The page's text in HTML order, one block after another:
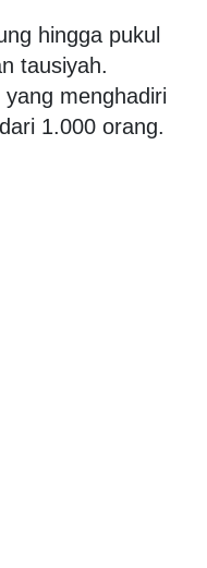
hingga pukul
tausiyah.
menghadiri
1.000 orang.